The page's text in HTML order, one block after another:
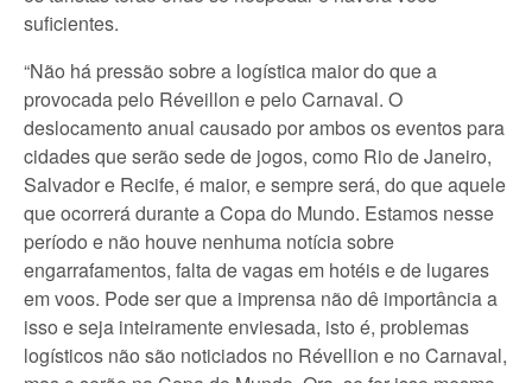
suficientes.
“Não há pressão sobre a logística maior do que a
provocada pelo Réveillon e pelo Carnaval. O
deslocamento anual causado por ambos os eventos para
cidades que serão sede de jogos, como Rio de Janeiro,
Salvador e Recife, é maior, e sempre será, do que aquele
que ocorrerá durante a Copa do Mundo. Estamos nesse
período e não houve nenhuma notícia sobre
engarrafamentos, falta de vagas em hotéis e de lugares
em voos. Pode ser que a imprensa não dê importância a
isso e seja inteiramente enviesada, isto é, problemas
logísticos não são noticiados no Révellion e no Carnaval,